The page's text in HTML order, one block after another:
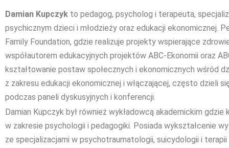
Damian Kupczyk to pedagog, psycholog i terapeuta,
psychicznym dzieci i młodzieży oraz edukacji ekonomicznej.
Family Foundation, gdzie realizuje projekty wspierające
współautorem edukacyjnych projektów ABC-Ekonomii oraz
kształtowanie postaw społecznych i ekonomicznych wśród
z zakresu edukacji ekonomicznej i włączającej, często dzieli
podczas paneli dyskusyjnych i konferencji.
Damian Kupczyk był również wykładowcą akademickim
w zakresie psychologii i pedagogiki. Posiada wykształcenie
ze specjalizacjami w psychotraumatologii, suicydologii i terapii